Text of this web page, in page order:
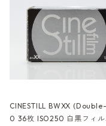
CINESTILL BWXX
0 36枚 ISO250 白黒フィ